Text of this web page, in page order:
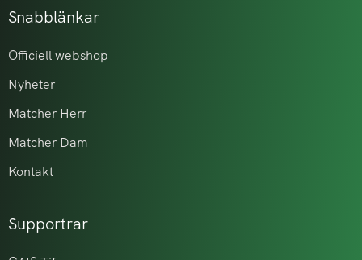
Snabblänkar
Officiell webshop
Nyheter
Matcher Herr
Matcher Dam
Kontakt
Supportrar